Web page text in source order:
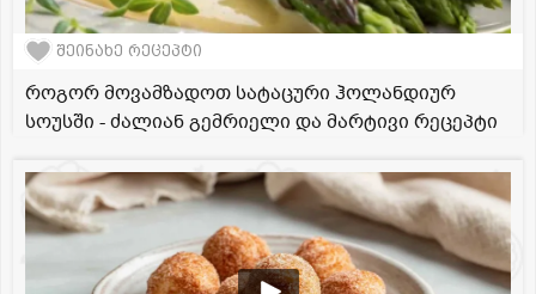
შეინახე რეცეპტი
როგორ მოვამზადოთ სატაცური ჰოლანდიურ
სოუსში - ძალიან გემრიელი და მარტივი რეცეპტი